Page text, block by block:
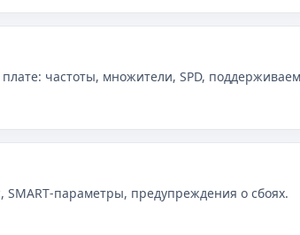
частоты, множители, SPD,
предупреждения о сбоях.